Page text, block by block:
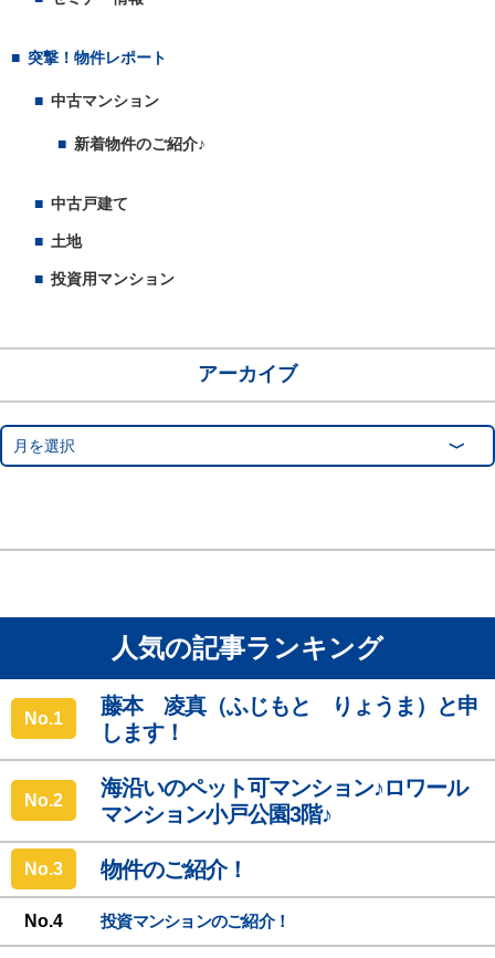
突撃！物件レポート
中古マンション
新着物件のご紹介♪
中古戸建て
土地
投資用マンション
アーカイブ
月を選択
人気の記事ランキング
No.
藤本 凌真（ふじもと りょうま）と申
します！
No.
海沿いのペット可マンション♪ロワール
マンション小戸公園3階♪
No. 物件のご紹介！
No. 投資マンションのご紹介！